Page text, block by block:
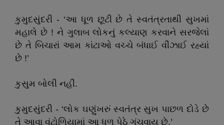
કુમુદસુંદરી - ‘આ ધૂળ છૂટી છે તે સ્વતંત્રતાથી સુખમાં
મહાલે છે ! ને ગુલાબ લોકનું કલ્યાણ કરવાને સરજેલાં
છે તે બિચારાં આમ કાંટાઓ વચ્ચે બંધાઈ વીંઝાઈ રહ્યાં
છે !’
કુસુમ બોલી નહીં.
કુમુદસુંદરી - ‘લોક ઘણુંખરું સ્વતંત્ર સુખ પાછળ દોડે છે
તે આવા વંટોળિયામાં આ ધૂળ પેઠે ગૂંચવાય છે.’